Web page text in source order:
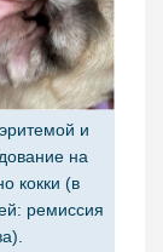
и
на
кокки (в
ремиссия